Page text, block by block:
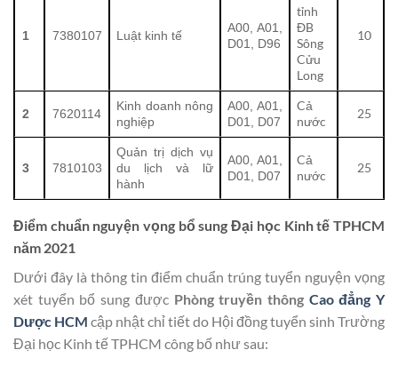
1 7380107 Luật kinh tế
A00, A01,
D01, D96
tỉnh
ĐB
Sông
Cửu
Long
10
2 7620114
Kinh doanh nông
nghiệp
A00, A01,
D01, D07
Cả
nước
25
3 7810103
Quản trị dịch vụ
du lịch và lữ
hành
A00, A01,
D01, D07
Cả
nước
25
Điểm chuẩn nguyện vọng bổ sung Đại học Kinh tế TPHCM
năm 2021
Dưới đây là thông tin điểm chuẩn trúng tuyển nguyện vọng
xét tuyển bổ sung được Phòng truyền thông Cao đẳng Y
Dược HCM cập nhật chỉ tiết do Hội đồng tuyển sinh Trường
Đại học Kinh tế TPHCM công bố như sau: